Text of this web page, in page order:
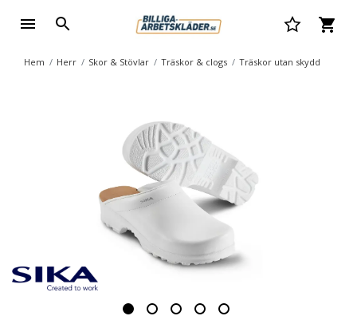
Hem Herr Skor & Stövlar Träskor & clogs Träskor utan skydd